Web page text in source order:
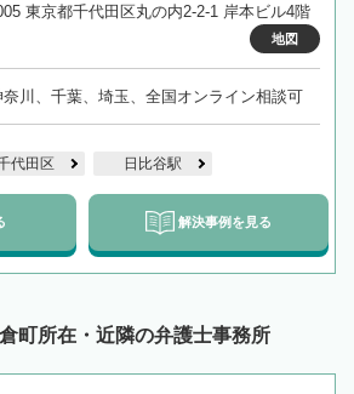
東京都千代田区丸の内2-2-1 岸本ビル4階
地図
川、千葉、埼玉、全国オンライン相談可
代田区 日比谷駅
解決事例を見る
町所在・近隣の弁護士事務所